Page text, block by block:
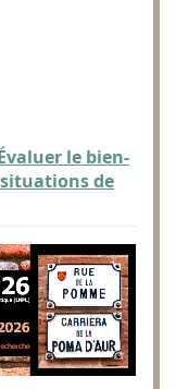
le bien-
de